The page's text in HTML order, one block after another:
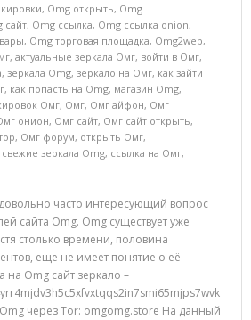
, Omg открыть, Omg
сайт, Omg ссылка, Omg ссылка onion,
, Omg торговая площадка, Omg2web,
, актуальные зеркала Омг, войти в Омг,
, зеркала Omg, зеркало на Омг, как зайти
, как попасть на Omg, магазин Omg,
Омг, Омг, Омг айфон, Омг
онион, Омг сайт, Омг сайт открыть,
, Омг форум, открыть Омг,
свежие зеркала Omg, ссылка на Омг,
часто интересующий вопрос
сайта Omg. Omg существует уже
столько времени, половина
еще не имеет понятие о её
на Omg сайт зеркало –
через Tor: omgomg.store На данный